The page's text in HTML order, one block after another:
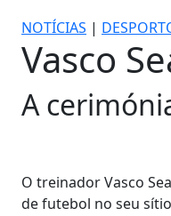
NOTÍCIAS |
Vasco
A
O treinador Vasco
de futebol no seu